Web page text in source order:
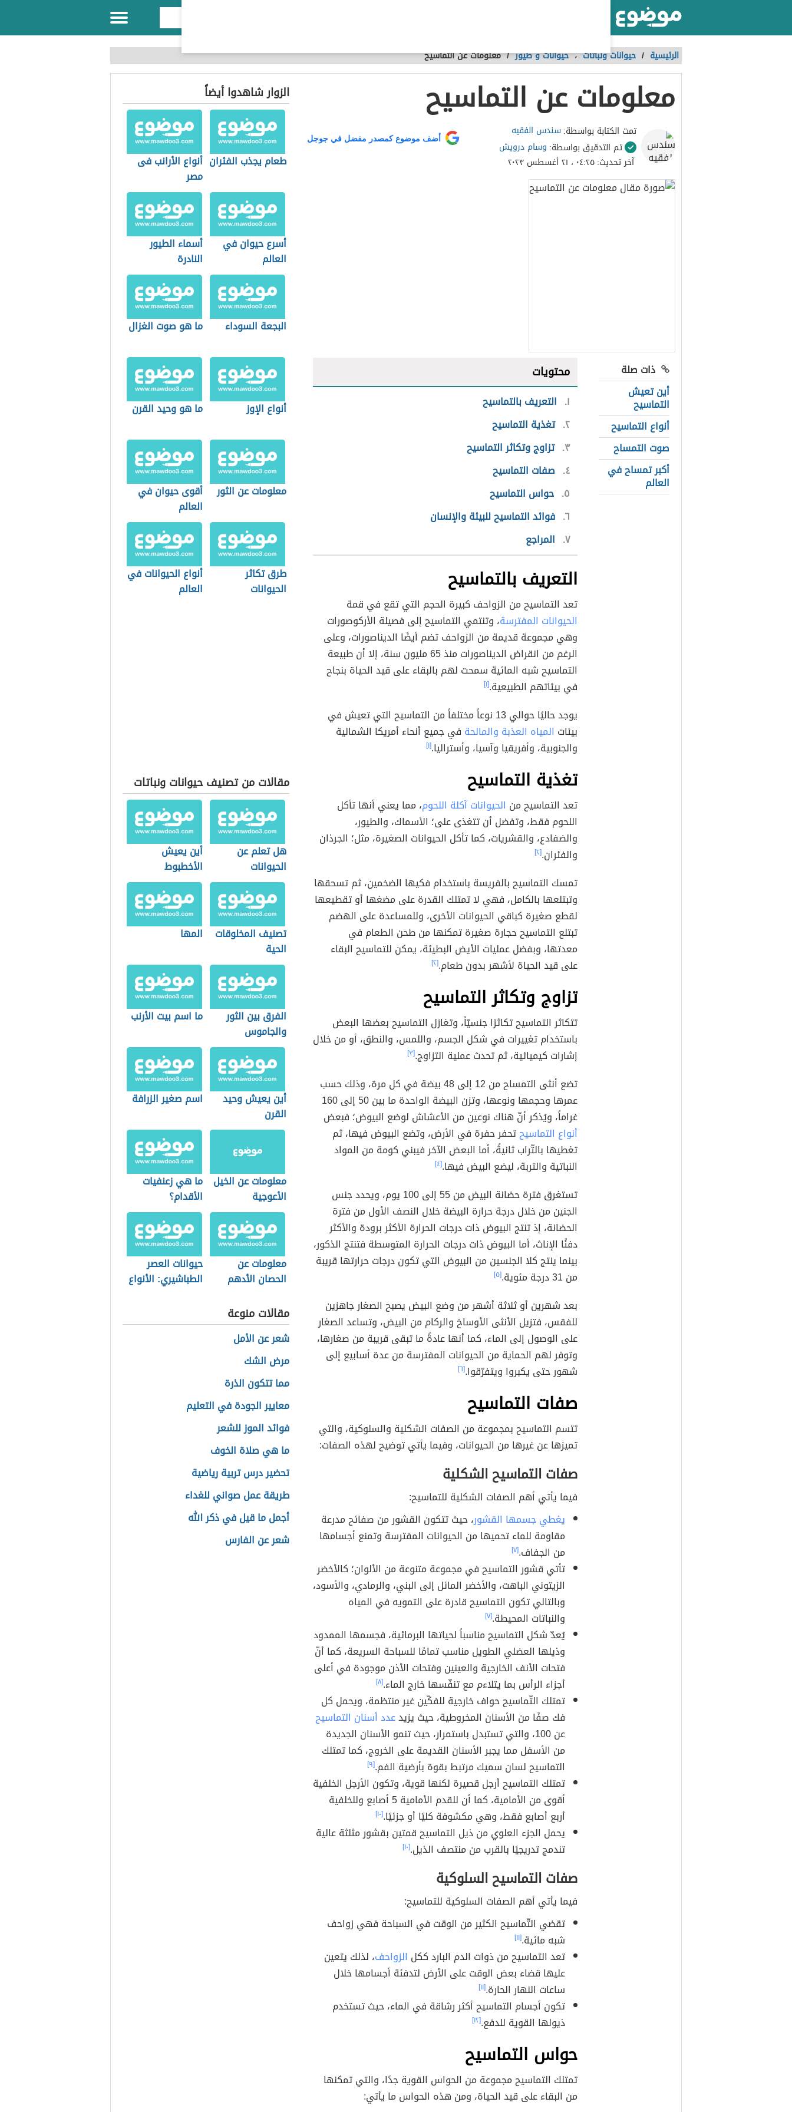
الرئيسية / حيوانات ونباتات،حيوانات و طيور /معلومات عن التماسيح
معلومات عن التماسيح
تمت الكتابة بواسطة:سندس الفقيه
تم التدقيق بواسطة: وسام درويش
آخر تحديث:٠٤:٢٥ ، ٢١ أغسطس ٢٠٢٣
أضف موضوع كمصدر مفضل في جوجل
ذات صلة
أين تعيش
التماسيح
أنواع التماسيح
صوت التمساح
أكبر تمساح في
العالم
محتويات
١ التعريف بالتماسيح
٢ تغذية التماسيح
٣ تزاوج وتكاثر التماسيح
٤ صفات التماسيح
٥ حواس التماسيح
٦ فوائد التماسيح للبيئة والإنسان
٧ المراجع
التعريف بالتماسيح
تعد التماسيح من الزواحف كبيرة الحجم التي تقع في قمة
الحيوانات المفترسة، وتنتمي التماسيح إلى فصيلة الأركوصورات
وهي مجموعة قديمة من الزواحف تضم أيضًا الديناصورات، وعلى
الرغم من انقراض الديناصورات منذ 65 مليون سنة، إلا أن طبيعة
التماسيح شبه المائية سمحت لهم بالبقاء على قيد الحياة بنجاح
في بيئاتهم الطبيعية.[١]
يوجد حاليًا حوالي 13 نوعاً مختلفاً من التماسيح التي تعيش في
بيئات المياه العذبة والمالحة في جميع أنحاء أمريكا الشمالية
والجنوبية، وأفريقيا وآسيا، وأستراليا.[١]
تغذية التماسيح
تعد التماسيح من الحيوانات آكلة اللحوم، مما يعني أنها تأكل
اللحوم فقط، وتفضل أن تتغذى على؛ الأسماك، والطيور،
والضفادع، والقشريات، كما تأكل الحيوانات الصغيرة، مثل؛ الجرذان
والفئران.[٢]
تمسك التماسيح بالفريسة باستخدام فكيها الضخمين، ثم تسحقها
وتبتلعها بالكامل، فهي لا تمتلك القدرة على مضغها أو تقطيعها
لقطع صغيرة كباقي الحيوانات الأخرى، وللمساعدة على الهضم
تبتلع التماسيح حجارة صغيرة تمكنها من طحن الطعام في
معدتها، وبفضل عمليات الأيض البطيئة، يمكن للتماسيح البقاء
على قيد الحياة لأشهر بدون طعام.[٢]
تزاوج وتكاثر التماسيح
تتكاثر التماسيح تكاثرًا جنسيّاً، وتغازل التماسيح بعضها البعض
باستخدام تغييرات في شكل الجسم، واللمس، والنطق، أو من خلال
إشارات كيميائية، ثم تحدث عملية التزاوج.[٣]
تضع أنثى التمساح من 12 إلى 48 بيضة في كل مرة، وذلك حسب
عمرها وحجمها ونوعها، وتزن البيضة الواحدة ما بين 50 إلى 160
غراماً، ويُذكر أنّ هناك نوعين من الأعشاش لوضع البيوض؛ فبعض
أنواع التماسيحتحفر حفرة في الأرض، وتضع البيوض فيها، ثم
تغطيها بالتّراب ثانيةً، أما البعض الآخر فيبني كومة من المواد
النباتية والتربة، ليضع البيض فيها.[٤]
تستغرق فترة حضانة البيض من 55 إلى 100 يوم، ويحدد جنس
الجنين من خلال درجة حرارة البيضة خلال النصف الأول من فترة
الحضانة، إذ تنتج البيوض ذات درجات الحرارة الأكثر برودة والأكثر
دفئًا الإناث، أما البيوض ذات درجات الحرارة المتوسطة فتنتج الذكور،
بينما ينتج كلا الجنسين من البيوض التي تكون درجات حرارتها قريبة
من 31 درجة مئوية.
[٥]
بعد شهرين أو ثلاثة أشهر من وضع البيض يصبح الصغار جاهزين
للفقس، فتزيل الأنثى الأوساخ والركام من البيض، وتساعد الصغار
على الوصول إلى الماء، كما أنها عادةً ما تبقى قريبة من صغارها،
وتوفر لهم الحماية من الحيوانات المفترسة من عدة أسابيع إلى
شهور حتى يكبروا ويتفرّقوا.[٦]
صفات التماسيح
تتسم التماسيح بمجموعة من الصفات الشكلية والسلوكية، والتي
تميزها عن غيرها من الحيوانات، وفيما يأتي توضيح لهذه الصفات:
صفات التماسيح الشكلية
فيما يأتي أهم الصفات الشكلية للتماسيح:
يغطي جسمها القشور، حيث تتكون القشور من صفائح مدرعة
مقاومة للماء تحميها من الحيوانات المفترسة وتمنع أجسامها
من الجفاف.[٧]
تأتي قشور التماسيح في مجموعة متنوعة من الألوان؛ كالأخضر
الزيتوني الباهت، والأخضر المائل إلى البني، والرمادي، والأسود،
وبالتالي تكون التماسيح قادرة على التمويه في المياه
والنباتات المحيطة.[٧]
يُعدّ شكل التماسيح مناسباً لحياتها البرمائية، فجسمها الممدود
وذيلها العضلي الطويل مناسب تمامًا للسباحة السريعة، كما أنّ
فتحات الأنف الخارجية والعينين وفتحات الأذن موجودة في أعلى
أجزاء الرأس بما يتلاءم مع تنفّسها خارج الماء.[٨]
تمتلك التّماسيح حواف خارجية للفكّين غير منتظمة، ويحمل كل
فك صفًا من الأسنان المخروطية، حيث يزيدعدد أسنان التماسيح
عن 100، والتي تستبدل باستمرار، حيث تنمو الأسنان الجديدة
من الأسفل مما يجبر الأسنان القديمة على الخروج، كما تمتلك
التماسيح لسان سميك مرتبط بقوة بأرضية الفم.[٩]
تمتلك التماسيح أرجل قصيرة لكنها قوية، وتكون الأرجل الخلفية
أقوى من الأمامية، كما أن للقدم الأمامية 5 أصابع وللخلفية
أربع أصابع فقط، وهي مكشوفة كليًا أو جزئيًا.[١٠]
يحمل الجزء العلوي من ذيل التماسيح قمتين بقشور مثلثة عالية
تندمج تدريجيًا بالقرب من منتصف الذيل.[١٠]
صفات التماسيح السلوكية
فيما يأتي أهم الصفات السلوكية للتماسيح:
تقضي التّماسيح الكثير من الوقت في السباحة فهي زواحف
شبه مائية.[١١]
تعد التماسيح من ذوات الدم البارد ككل الزواحف، لذلك يتعين
عليها قضاء بعض الوقت على الأرض لتدفئة أجسامها خلال
ساعات النهار الحارة.[١١]
تكون أجسام التماسيح أكثر رشاقة في الماء، حيث تستخدم
ذيولها القوية للدفع.[١٢]
حواس التماسيح
تمتلك التماسيح مجموعة من الحواس القوية جدًا، والتي تمكنها
من البقاء على قيد الحياة، ومن هذه الحواس ما يأتي:
الزوار شاهدوا أيضاً
طعام يجذب الفئران أنواع الأرانب فى
مصر
أسرع حيوان في
العالم
أسماء الطيور
النادرة
البجعة السوداء ما هو صوت الغزال
أنواع الإوز ما هو وحيد القرن
معلومات عن الثور
أقوى حيوان في
العالم
طرق تكاثر
الحيوانات
أنواع الحيوانات في
العالم
مقالات من تصنيف حيوانات ونباتات
هل تعلم عن
الحيوانات
أين يعيش
الأخطبوط
تصنيف المخلوقات
الحية
المها
الفرق بين الثور
والجاموس
ما اسم بيت الأرنب
أين يعيش وحيد
القرن
اسم صغير الزرافة
معلومات عن الخيل
الأعوجية
ما هي زعنفيات
الأقدام؟
معلومات عن
الحصان الأدهم
حيوانات العصر
الطباشيري: الأنواع
مقالات منوعة
شعر عن الأمل
مرض الشك
مما تتكون الذرة
معايير الجودة في التعليم
فوائد الموز للشعر
ما هي صلاة الخوف
تحضير درس تربية رياضية
طريقة عمل صواني للغداء
أجمل ما قيل في ذكر الله
شعر عن الفارس